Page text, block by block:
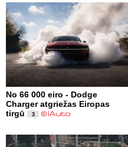
No 66 000 eiro - Dodge
Charger atgriežas Eiropas
tirgū
3